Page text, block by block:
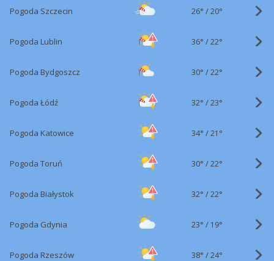
Pogoda Szczecin 26° /20°
Pogoda Lublin 36° /22°
Pogoda Bydgoszcz 30° /22°
Pogoda Łódź 32° /23°
Pogoda Katowice 34° /21°
Pogoda Toruń 30° /22°
Pogoda Białystok 32° /22°
Pogoda Gdynia 23° / 19°
Pogoda Rzeszów 38° /24°